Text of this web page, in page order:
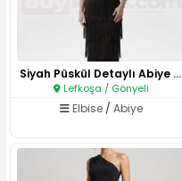
Siyah Püskül Detaylı Abiye Elb..
Lefkoşa / Gönyeli
Elbise / Abiye